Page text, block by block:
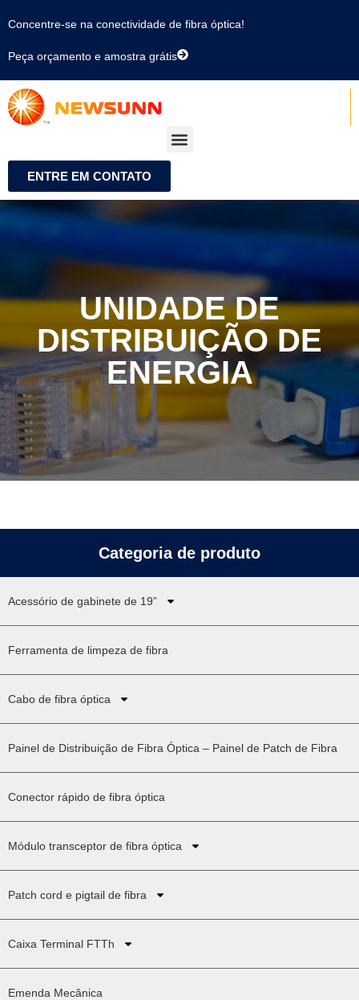
Concentre-se na conectividade de fibra óptica!
Peça orçamento e amostra grátis
ENTRE EM CONTATO
UNIDADE DE
DISTRIBUIÇÃO DE
ENERGIA
Categoria de produto
Acessório de gabinete de 19”
Ferramenta de limpeza de fibra
Cabo de fibra óptica
Painel de Distribuição de Fibra Óptica – Painel de Patch de Fibra
Conector rápido de fibra óptica
Módulo transceptor de fibra óptica
Patch cord e pigtail de fibra
Caixa Terminal FTTh
Emenda Mecânica